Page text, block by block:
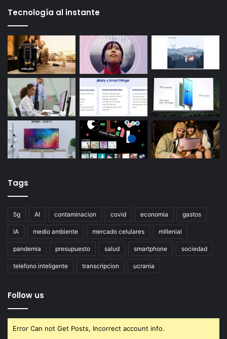
Tecnología al instante
Tags
5g AI contaminacion covid economia gastos
IA medio ambiente mercado celulares millenial
pandemia presupuesto salud smartphone sociedad
telefono inteligente transcripcion ucrania
Follow us
Error Can not Get Posts, Incorrect account info.